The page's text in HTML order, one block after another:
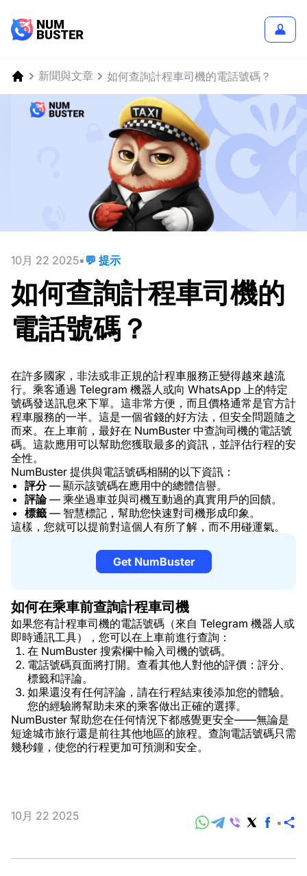
新聞與文章 如何查詢計程車司機的電話號碼？
10月 22 2025 💬 提示
如何查詢計程車司機的
電話號碼？
在許多國家，非法或非正規的計程車服務正變得越來越流
行。乘客通過 Telegram 機器人或向 WhatsApp 上的特定
號碼發送訊息來下單。這非常方便，而且價格通常是官方計
程車服務的一半。這是一個省錢的好方法，但安全問題隨之
而來。在上車前，最好在 NumBuster 中查詢司機的電話號
碼。這款應用可以幫助您獲取最多的資訊，並評估行程的安
全性。
NumBuster 提供與電話號碼相關的以下資訊：
評分— 顯示該號碼在應用中的總體信譽。
評論— 乘坐過車並與司機互動過的真實用戶的回饋。
標籤 — 智慧標記，幫助您快速對司機形成印象。
這樣，您就可以提前對這個人有所了解，而不用碰運氣。
Get NumBuster
如何在乘車前查詢計程車司機
如果您有計程車司機的電話號碼（來自 Telegram 機器人或
即時通訊工具），您可以在上車前進行查詢：
在 NumBuster 搜索欄中輸入司機的號碼。
電話號碼頁面將打開。查看其他人對他的評價：評分、
標籤和評論。
如果還沒有任何評論，請在行程結束後添加您的體驗。
您的經驗將幫助未來的乘客做出正確的選擇。
NumBuster 幫助您在任何情況下都感覺更安全——無論是
短途城市旅行還是前往其他地區的旅程。查詢電話號碼只需
幾秒鐘，使您的行程更加可預測和安全。
10月 22 2025